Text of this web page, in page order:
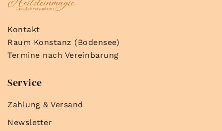
Kontakt
Raum Konstanz (Bodensee)
Termine nach Vereinbarung
Service
Zahlung & Versand
Newsletter